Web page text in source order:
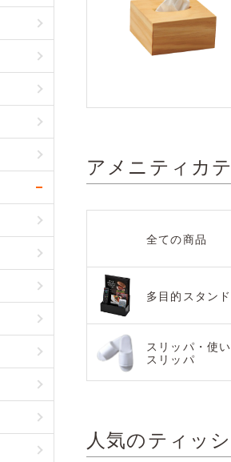
アメニティカ
全ての商品
多目的スタンド
スリッパ・使
スリッパ
人気のティッ